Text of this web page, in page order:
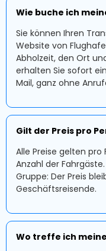
Wie buche ich
Sie können Ihren
Website von
Abholzeit, den Ort
erhalten Sie sofort
Mail, ganz ohne
Gilt der Preis pro
Alle Preise gelten
Anzahl der
Gruppe: Der Preis
Geschäftsreisende.
Wo treffe ich